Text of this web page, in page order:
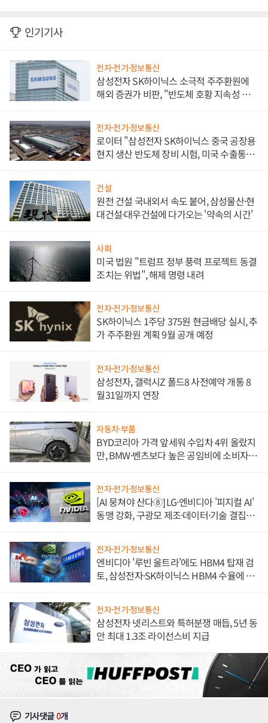
인기기사
전자·전기·정보통신
삼성전자 SK하이닉스 소극적 주주환원에
해외 증권가 비판, "반도체 호황 지속성 의
전자·전기·정보통신
로이터 "삼성전자 SK하이닉스 중국 공장용
현지 생산 반도체 장비 시험, 미국 수출통제
건설
원전 건설 국내외서 속도 붙어, 삼성물산·현
대건설·대우건설에 다가오는 '약속의 시간'
사회
미국 법원 "트럼프 정부 풍력 프로젝트 동결
조치는 위법", 해제 명령 내려
전자·전기·정보통신
SK하이닉스 1주당 375원 현금배당 실시, 추
가 주주환원 계획 9월 공개 예정
전자·전기·정보통신
삼성전자, 갤럭시Z 폴드8 사전예약 개통 8
월31일까지 연장
자동차·부품
BYD코리아 가격 앞세워 수입차 4위 올랐지
만, BMW·벤츠보다 높은 공임비에 소비자
전자·전기·정보통신
[AI 뭉쳐야 산다⑧] LG·엔비디아 '피지컬 AI'
동맹 강화, 구광모 제조·데이터·기술 결집
전자·전기·정보통신
엔비디아 '루빈 울트라'에도 HBM4 탑재 검
토, 삼성전자·SK하이닉스 HBM4 수율에 주
전자·전기·정보통신
삼성전자 넷리스트와 특허분쟁 매듭, 5년 동
안 최대 1.3조 라이선스비 지급
기사댓글0개